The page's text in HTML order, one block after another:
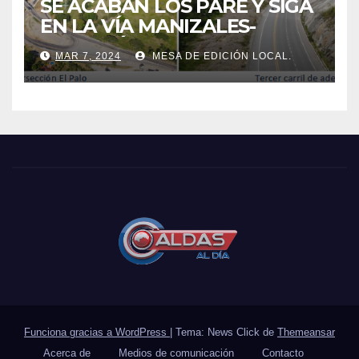
SE ACABAN LOS PARE Y SIGA
EN LA VÍA MANIZALES-
MEDELLÍN.
MAR 7, 2024 MESA DE EDICIÓN LOCAL.
Funciona gracias a WordPress Tema: News Click de Themeansar
Acerca de
Medios de comunicación Contacto